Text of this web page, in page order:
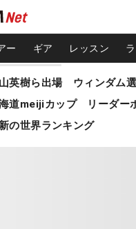
ー ギア レッスン
道meijiカップ リーダー
の世界ランキング